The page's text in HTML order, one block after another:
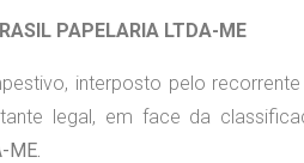
PAPELARIA LTDA-ME
interposto pelo
legal, em face da
ME.